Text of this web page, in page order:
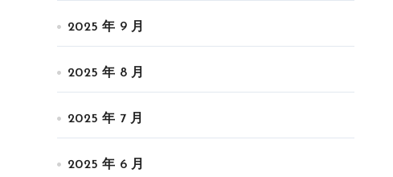
2025 年 9 月
2025 年 8 月
2025 年 7 月
2025 年 6 月